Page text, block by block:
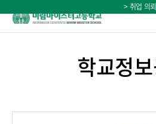
> 취업 의뢰
학교정